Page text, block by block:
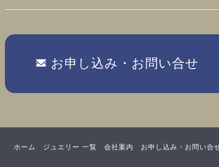
お申し込み・お問い合せ
ホーム ジュエリー 一覧 会社案内 お申し込み・お問い合